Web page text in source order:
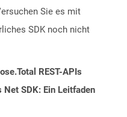
Sie es mit
SDK noch nicht
REST-APIs
Net SDK: Ein Leitfaden